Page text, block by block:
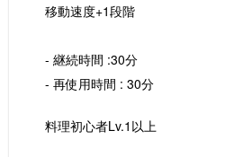
移動速度+1段階
- 継続時間 :30分
- 再使用時間 : 30分
料理初心者Lv.1以上